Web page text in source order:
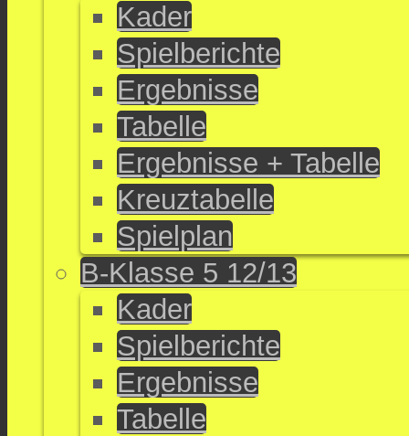
Kader
Spielberichte
Ergebnisse
Tabelle
Ergebnisse + Tabelle
Kreuztabelle
Spielplan
B-Klasse 5 12/13
Kader
Spielberichte
Ergebnisse
Tabelle